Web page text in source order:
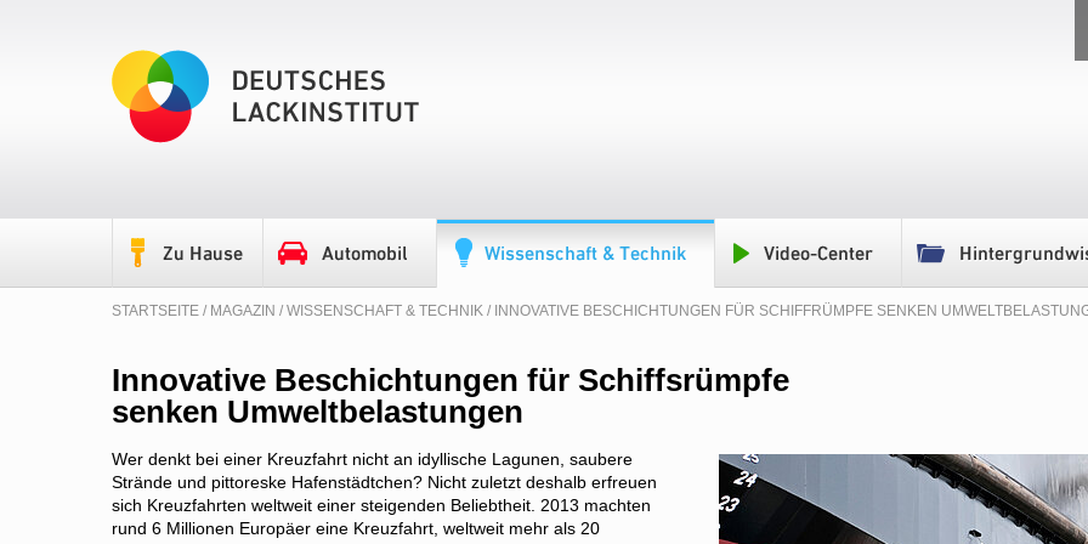
STARTSEITE / MAGAZIN / WISSENSCHAFT & TECHNIK / INNOVATIVE BESCHICHTUNGEN FÜR SCHIFFRÜMPFE SENKEN
Innovative Beschichtungen für Schiffsrümpfe
senken Umweltbelastungen
Wer denkt bei einer Kreuzfahrt nicht an idyllische Lagunen, saubere
Strände und pittoreske Hafenstädtchen? Nicht zuletzt deshalb erfreuen
sich Kreuzfahrten weltweit einer steigenden Beliebtheit. 2013 machten
rund 6 Millionen Europäer eine Kreuzfahrt, weltweit mehr als 20